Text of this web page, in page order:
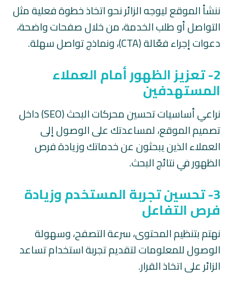
ننشأ الموقع ليوجه الزائر نحو اتخاذ خطوة فعلية مثل
التواصل أو طلب الخدمة، من خلال صفحات واضحة،
دعوات إجراء فعّالة (CTA)، ونماذج تواصل سهلة.
2- تعزيز الظهور أمام العملاء
المستهدفين
نراعي أساسيات تحسين محركات البحث (SEO) داخل
تصميم الموقع، لمساعدتك على الوصول إلى
العملاء الذين يبحثون عن خدماتك وزيادة فرص
الظهور في نتائج البحث.
3- تحسين تجربة المستخدم وزيادة
فرص التفاعل
نهتم بتنظيم المحتوى، سرعة التصفح، وسهولة
الوصول للمعلومات لتقديم تجربة استخدام تساعد
الزائر على اتخاذ القرار.